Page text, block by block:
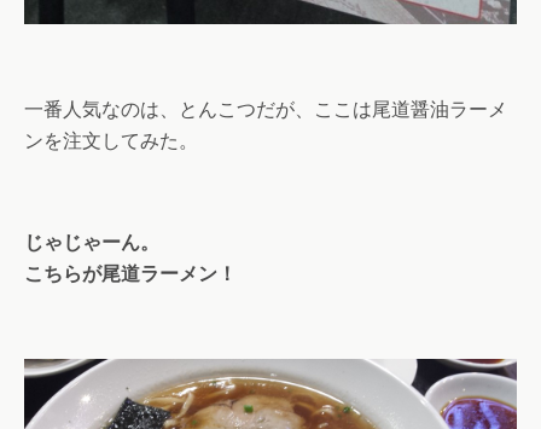
一番人気なのは、とんこつだが、ここは尾道醤油ラーメ
ンを注文してみた。
じゃじゃーん。
こちらが尾道ラーメン！